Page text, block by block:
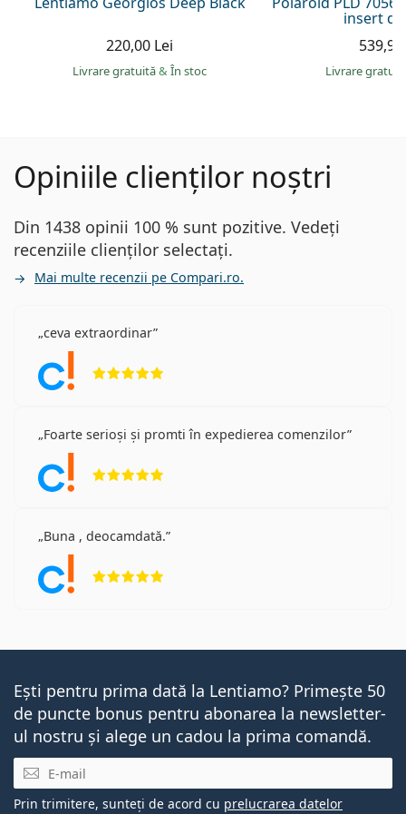
220,00 Lei
Livrare gratuită& În stoc
insert
Livrare
Opiniile clienților noștri
Din 1438 opinii 100 % sunt pozitive. Vedeți
recenziile clienților selectați.
Mai multe recenzii pe Compari.ro.
ceva extraordinar
Foarte serioși și promti în expedierea comenzilor
Buna , deocamdată.
Ești pentru prima dată la Lentiamo? Primește 50
de puncte bonus pentru abonarea la newsletter-
ul nostru și alege un cadou la prima comandă.
E-mail
Prin trimitere, sunteți de acord cu prelucrarea datelor